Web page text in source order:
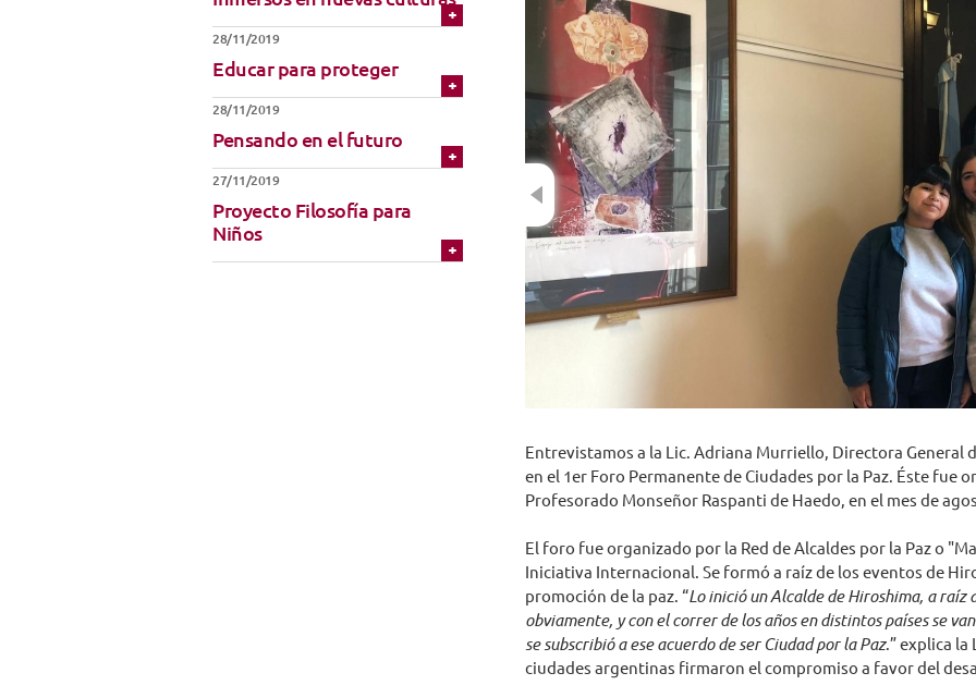
Música
Previous
Entrevistamos a la Lic. Adriana Murriello, Directora General
en el 1er Foro Permanente de Ciudades por la Paz. Éste fue
Profesorado Monseñor Raspanti de Haedo, en el mes de
El foro fue organizado por la Red de Alcaldes por la Paz o
Iniciativa Internacional. Se formó a raíz de los eventos de
promoción de la paz. “Lo inició un Alcalde de Hiroshima, a
obviamente, y con el correr de los años en distintos países se
se subscribió a ese acuerdo de ser Ciudad por la Paz.” explica la
ciudades argentinas firmaron el compromiso a favor del
28/11/2019
Educar para proteger
28/11/2019
Pensando en el futuro
27/11/2019
Proyecto Filosofía para
Niños